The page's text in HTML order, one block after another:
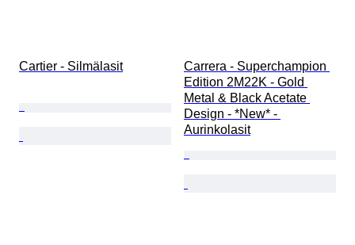
Cartier - Silmälasit
Carrera - Superchampion
Edition 2M22K - Gold
Metal & Black Acetate
Design - *New* -
Aurinkolasit